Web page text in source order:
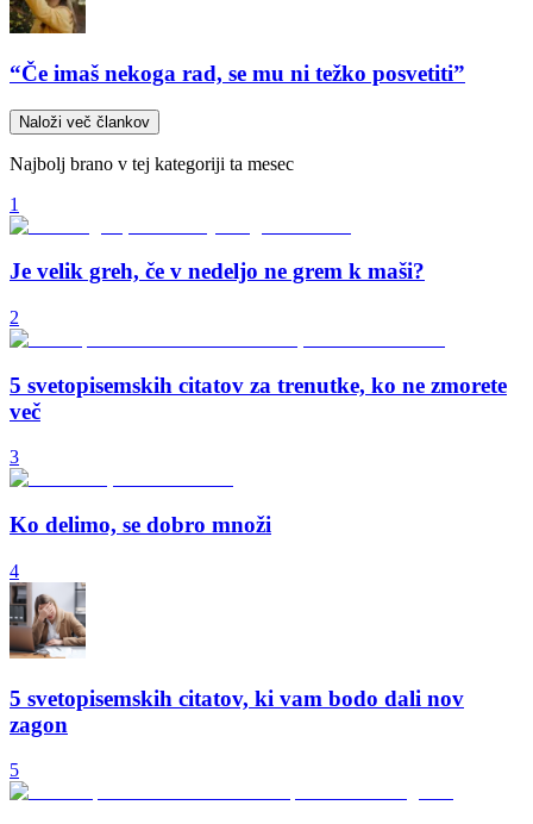
“Če imaš nekoga rad, se mu ni težko posvetiti”
Naloži več člankov
Najbolj brano v tej kategoriji ta mesec
1
Je velik greh, če v nedeljo ne grem k maši?
2
5 svetopisemskih citatov za trenutke, ko ne zmorete
več
3
Ko delimo, se dobro množi
4
5 svetopisemskih citatov, ki vam bodo dali nov
zagon
5